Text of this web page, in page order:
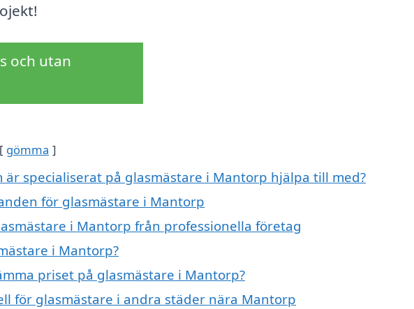
och utan
gömma
är specialiserat på glasmästare i Mantorp hjälpa till med?
för glasmästare i Mantorp
i Mantorp från professionella företag
i Mantorp?
priset på glasmästare i Mantorp?
för glasmästare i andra städer nära Mantorp